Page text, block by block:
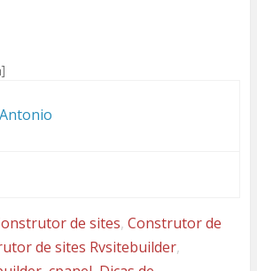
de sites, Construtor de
de sites Rvsitebuilder,